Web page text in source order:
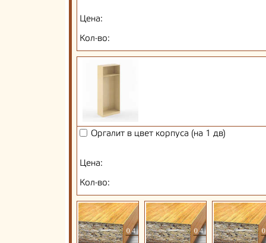
Цена:
Кол-во:
Оргалит в цвет корпуса (на 1 дв)
Цена:
Кол-во: